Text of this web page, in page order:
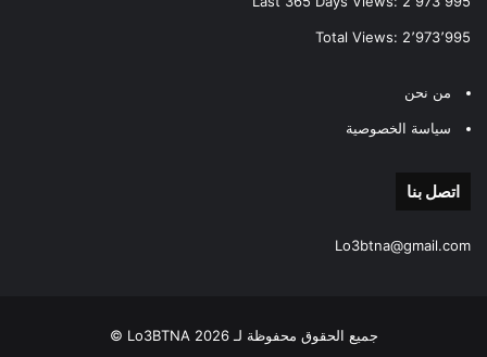
Total Views: 2٬973٬995
من نحن
سياسة الخصوصية
اتصل بنا
Lo3btna@gmail.com
جميع الحقوق محفوظة لـ Lo3BTNA 2026 ©